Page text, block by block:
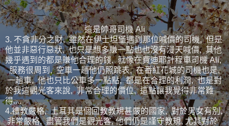
這是帥哥司機 Ali
3. 不貪非分之財, 雖然在伊士坦堡遇到那位喊價的司機, 但是
他並非惡行惡狀, 也只是想多賺一點也也沒有漫天喊價, 其他
幾乎遇到的都是賺他合理的錢, 就像在費迪耶計程車司機 Ali,
服務很周到, 空車一趟他仍照跳表, 在番紅花城的司機也是,
一趟車, 他也只比公車多一點點, 都是在合理的利潤, 也是對
於我這觀光客來說, 非常合理的價位, 這點讓我覺得非常難
得....
4.禮教嚴格, 土耳其是個回教教規甚嚴的國家, 對於男女有別,
非常嚴格, 盡管我們是觀光客, 他們仍是謹守教規, 尤其對於